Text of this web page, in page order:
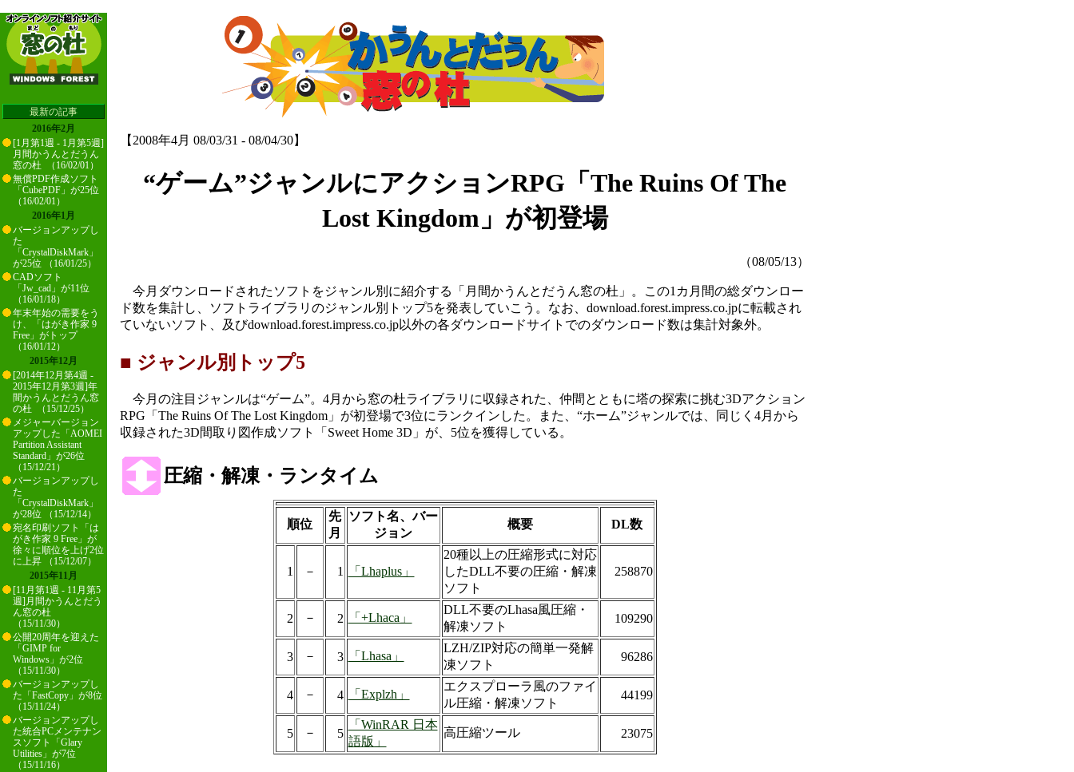
最新の記事
2016年2月
[1月第1週 - 1月第5週]
月間かうんとだうん
窓の杜 （16/02/01）
無償PDF作成ソフト
「CubePDF」が25位
（16/02/01）
2016年1月
バージョンアップし
た
「CrystalDiskMark」
が25位 （16/01/25）
CADソフト
「Jw_cad」が11位
（16/01/18）
年末年始の需要をう
け、「はがき作家 9
Free」がトップ
（16/01/12）
2015年12月
[2014年12月第4週 -
2015年12月第3週]年
間かうんとだうん窓
の杜 （15/12/25）
メジャーバージョン
アップした「AOMEI
Partition Assistant
Standard」が26位
（15/12/21）
バージョンアップし
た
「CrystalDiskMark」
が28位 （15/12/14）
宛名印刷ソフト「は
がき作家 9 Free」が
徐々に順位を上げ2位
に上昇 （15/12/07）
2015年11月
[11月第1週 - 11月第5
週]月間かうんとだう
ん窓の杜
（15/11/30）
公開20周年を迎えた
「GIMP for
Windows」が2位
（15/11/30）
バージョンアップし
た「FastCopy」が8位
（15/11/24）
バージョンアップし
た統合PCメンテナン
スソフト「Glary
Utilities」が7位
（15/11/16）
【2008年4月 08/03/31 - 08/04/30】
“ゲーム”ジャンルにアクションRPG「The Ruins Of The
Lost Kingdom」が初登場
（08/05/13）
今月ダウンロードされたソフトをジャンル別に紹介する「月間かうんとだうん窓の杜」。この1カ月間の総ダウンロー
ド数を集計し、ソフトライブラリのジャンル別トップ5を発表していこう。なお、download.forest.impress.co.jpに転載され
ていないソフト、及びdownload.forest.impress.co.jp以外の各ダウンロードサイトでのダウンロード数は集計対象外。
■ ジャンル別トップ5
今月の注目ジャンルは“ゲーム”。4月から窓の杜ライブラリに収録された、仲間とともに塔の探索に挑む3Dアクション
RPG「The Ruins Of The Lost Kingdom」が初登場で3位にランクインした。また、“ホーム”ジャンルでは、同じく4月から
収録された3D間取り図作成ソフト「Sweet Home 3D」が、5位を獲得している。
圧縮・解凍・ランタイム
順位
先
月
ソフト名、バー
ジョン
概要 DL数
1 － 1 「Lhaplus」
20種以上の圧縮形式に対応
したDLL不要の圧縮・解凍
ソフト
258870
2 － 2 「+Lhaca」
DLL不要のLhasa風圧縮・
解凍ソフト
109290
3 － 3 「Lhasa」
LZH/ZIP対応の簡単一発解
凍ソフト
96286
4 － 4 「Explzh」
エクスプローラ風のファイ
ル圧縮・解凍ソフト
44199
5 － 5
「WinRAR 日本
語版」
高圧縮ツール 23075